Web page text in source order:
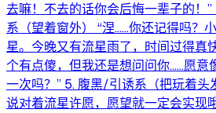
去嘛！不去的话你会后悔一辈子的！
系（望着窗外） “涅……你还记得吗？
星。今晚又有流星雨了，时间过得真
个有点傻，但我还是想问问你……愿意
一次吗？” 5. 腹黑/引诱系（把玩着头
说对着流星许愿，愿望就一定会实现